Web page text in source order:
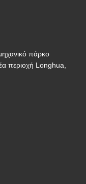
πάρκο
περιοχή Longhua,